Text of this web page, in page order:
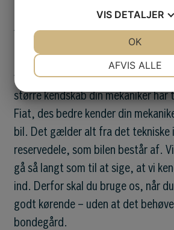
specialiseret
Når du ejer en Fiat, kan du aldrig
vælge Ketner Herning, der har
større kendskab din mekaniker
Fiat, des bedre kender din
bil. Det gælder alt fra det tekniske
reservedele, som bilen består af.
gå så langt som til at sige, at vi
ind. Derfor skal du bruge os, når
godt kørende – uden at det
bondegård.
VIS DETALJER
MARKETING
AFVIS ALLE
OK